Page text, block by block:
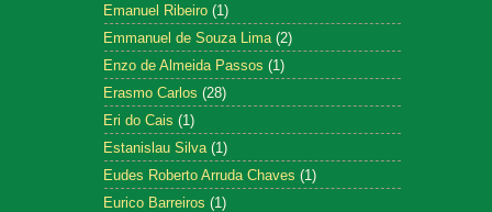
Emanuel Ribeiro (1)
Emmanuel de Souza Lima (2)
Enzo de Almeida Passos (1)
Erasmo Carlos (28)
Eri do Cais (1)
Estanislau Silva (1)
Eudes Roberto Arruda Chaves (1)
Eurico Barreiros (1)